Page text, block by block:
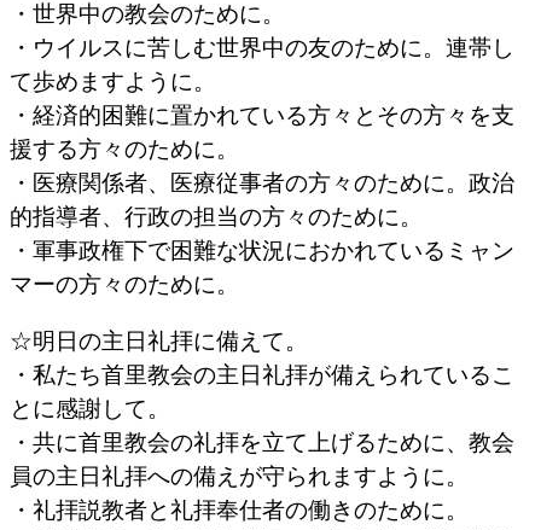
・世界中の教会のために。
・ウイルスに苦しむ世界中の友のために。連帯し
て歩めますように。
・経済的困難に置かれている方々とその方々を支
援する方々のために。
・医療関係者、医療従事者の方々のために。政治
的指導者、行政の担当の方々のために。
・軍事政権下で困難な状況におかれているミャン
マーの方々のために。
☆明日の主日礼拝に備えて。
・私たち首里教会の主日礼拝が備えられているこ
とに感謝して。
・共に首里教会の礼拝を立て上げるために、教会
員の主日礼拝への備えが守られますように。
・礼拝説教者と礼拝奉仕者の働きのために。